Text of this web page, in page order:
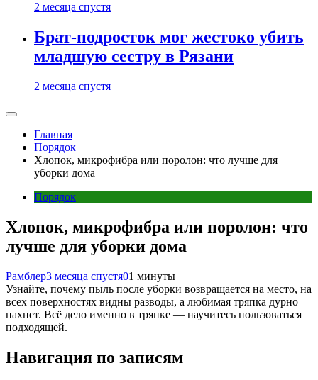
2 месяца спустя
Брат-подросток мог жестоко убить
младшую сестру в Рязани
2 месяца спустя
Главная
Порядок
Хлопок, микрофибра или поролон: что лучше для
уборки дома
Порядок
Хлопок, микрофибра или поролон: что
лучше для уборки дома
Рамблер3 месяца спустя01 минуты
Узнайте, почему пыль после уборки возвращается на место, на
всех поверхностях видны разводы, а любимая тряпка дурно
пахнет. Всё дело именно в тряпке — научитесь пользоваться
подходящей.
Навигация по записям